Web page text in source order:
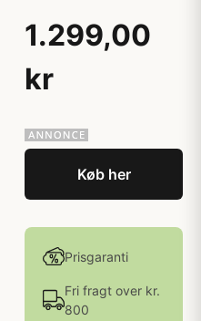
1.299,00
kr
Køb her
Prisgaranti
Fri fragt over kr.
800